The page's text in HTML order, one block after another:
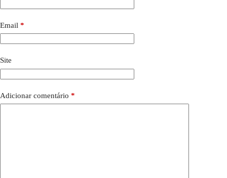
Email *
Site
Adicionar comentário *